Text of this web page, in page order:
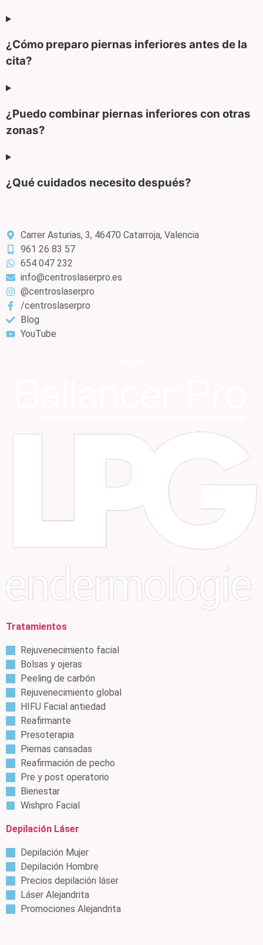
¿Cómo preparo piernas inferiores antes de la
cita?
¿Puedo combinar piernas inferiores con otras
zonas?
¿Qué cuidados necesito después?
Carrer Asturias, 3, 46470 Catarroja, Valencia
961 26 83 57
654 047 232
info@centroslaserpro.es
@centroslaserpro
/centroslaserpro
Blog
YouTube
Tratamientos
Rejuvenecimiento facial
Bolsas y ojeras
Peeling de carbón
Rejuvenecimiento global
HIFU Facial antiedad
Reafirmante
Presoterapia
Piernas cansadas
Reafirmación de pecho
Pre y post operatorio
Bienestar
Wishpro Facial
Depilación Láser
Depilación Mujer
Depilación Hombre
Precios depilación láser
Láser Alejandrita
Promociones Alejandrita